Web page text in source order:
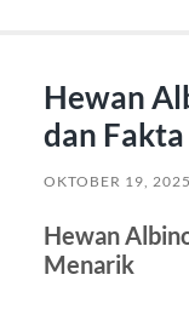
Hewan
dan
OKTOBER 19, 2025
Hewan
Menarik